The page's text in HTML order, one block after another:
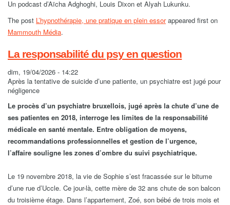
Un podcast d’Aïcha Adghoghi, Louis Dixon et Alyah Lukunku.
The post L’hypnothérapie, une pratique en plein essorappeared first on
Mammouth Média.
La responsabilité du psy en question
dim, 19/04/2026 - 14:22
Après la tentative de suicide d’une patiente, un psychiatre est jugé pour
négligence
Le procès d’un psychiatre bruxellois, jugé après la chute d’une de
ses patientes en 2018, interroge les limites de la responsabilité
médicale en santé mentale. Entre obligation de moyens,
recommandations professionnelles et gestion de l’urgence,
l’affaire souligne les zones d’ombre du suivi psychiatrique.
Le 19 novembre 2018, la vie de Sophie s’est fracassée sur le bitume
d’une rue d’Uccle. Ce jour-là, cette mère de 32 ans chute de son balcon
du troisième étage. Dans l’appartement, Zoé, son bébé de trois mois et